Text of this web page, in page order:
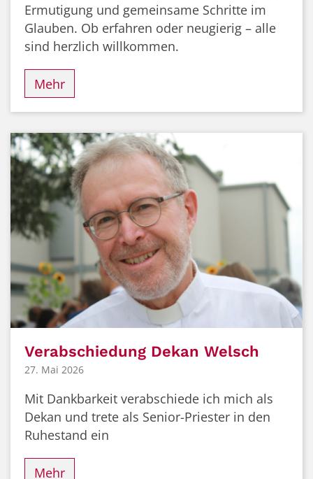
Ermutigung und gemeinsame Schritte im
Glauben. Ob erfahren oder neugierig – alle
sind herzlich willkommen.
Mehr
Verabschiedung Dekan Welsch
27. Mai 2026
Mit Dankbarkeit verabschiede ich mich als
Dekan und trete als Senior-Priester in den
Ruhestand ein
Mehr